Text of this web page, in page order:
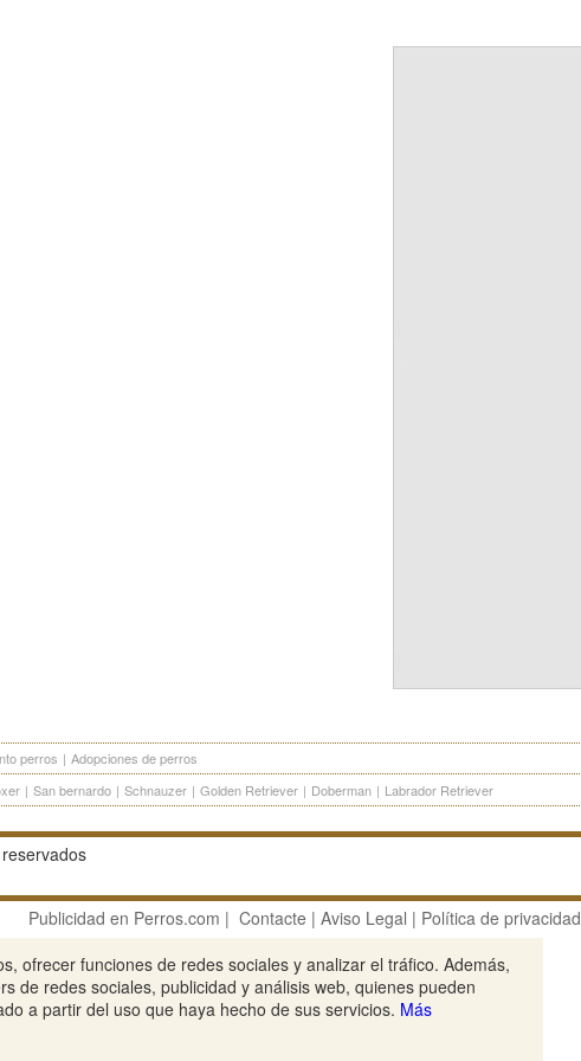
perros | Adopciones de perros
| San bernardo | Schnauzer | Golden Retriever | Doberman | Labrador Retriever
Publicidad en Perros.com | Contacte | Aviso Legal | Política de privacidad
Ver sitio web completo
ofrecer funciones de redes sociales y analizar el tráfico. Además,
de redes sociales, publicidad y análisis web, quienes pueden
a partir del uso que haya hecho de sus servicios. Más